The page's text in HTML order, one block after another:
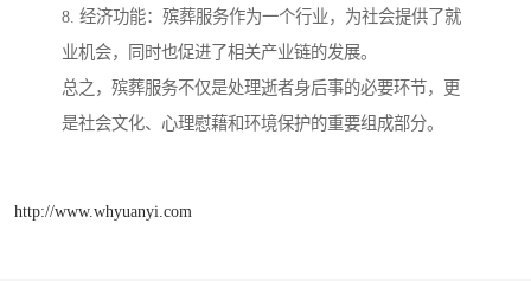
8. 经济功能：殡葬服务作为一个行业，为社会提供了就
业机会，同时也促进了相关产业链的发展。
总之，殡葬服务不仅是处理逝者身后事的必要环节，更
是社会文化、心理慰藉和环境保护的重要组成部分。
http://www.whyuanyi.com